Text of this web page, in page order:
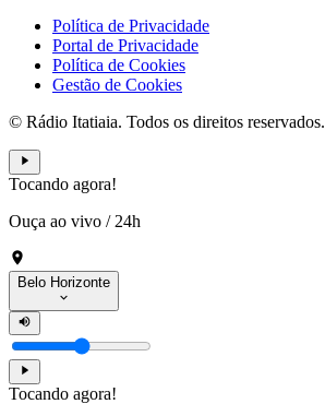
Política de Privacidade
Portal de Privacidade
Política de Cookies
Gestão de Cookies
© Rádio Itatiaia. Todos os direitos reservados.
Tocando agora!
Ouça ao vivo / 24h
Belo Horizonte
Tocando agora!